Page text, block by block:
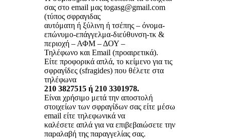
σας στο email μας togasg@gmail.com
(τύπος σφραγιδας
αυτόματη ή ξύλινη ή τσέπης – όνομα-
επώνυμο-επάγγελμα-διεύθυνση-τκ &
περιοχή – ΑΦΜ – ΔΟΥ –
Τηλέφωνο και Email (προαιρετικά).
Είτε προφορικά απλά, το κείμενο για τις
σφραγίδες (sfragides) που θέλετε στα
τηλέφωνα
210 3827515 ή 210 3301978.
Είναι χρήσιμο μετά την αποστολή
στοιχείων των σφραγίδων σας είτε μέσω
email είτε τηλεφωνικά να
καλέσετε απλά για να επιβεβαιώσετε την
παραλαβή της παραγγελίας σας.